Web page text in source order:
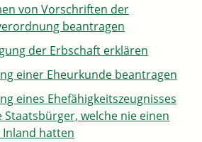
von Vorschriften der
beantragen
der Erbschaft erklären
einer Eheurkunde beantragen
eines Ehefähigkeitszeugnisses
welche nie einen
hatten